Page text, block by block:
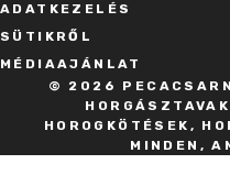
ADATKEZELÉS
SÜT IKRŐL
MÉDIAAJÁNLAT
© 2026
HOROGKÖTÉSEK,
MINDEN,